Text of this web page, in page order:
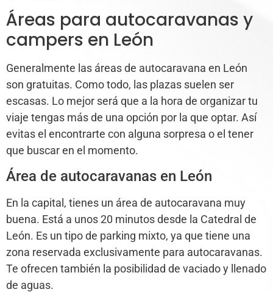
Áreas para autocaravanas y
campers en León
Generalmente las áreas de autocaravana en León
son gratuitas. Como todo, las plazas suelen ser
escasas. Lo mejor será que a la hora de organizar tu
viaje tengas más de una opción por la que optar. Así
evitas el encontrarte con alguna sorpresa o el tener
que buscar en el momento.
Área de autocaravanas en León
En la capital, tienes un área de autocaravana muy
buena. Está a unos 20 minutos desde la Catedral de
León. Es un tipo de parking mixto, ya que tiene una
zona reservada exclusivamente para autocaravanas.
Te ofrecen también la posibilidad de vaciado y llenado
de aguas.